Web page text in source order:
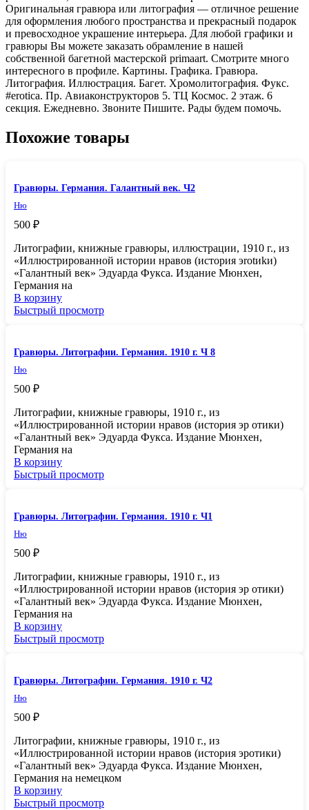
Оригинальная гравюра или литография — отличное решение
для оформления любого пространства и прекрасный подарок
и превосходное украшение интерьера. Для любой графики и
гравюры Вы можете заказать обрамление в нашей
собственной багетной мастерской primaart. Смотрите много
интересного в профиле. Картины. Графика. Гравюра.
Литография. Иллюстрация. Багет. Хромолитография. Фукс.
#erotica. Пр. Aвиаконструкторов 5. TЦ Космос. 2 этаж. 6
секция. Ежeдневно. Звонитe Пишите. Рады будeм помочь.
Похожие товары
Гравюры. Германия. Галантный век. Ч2
Ню
500 ₽
Литографии, книжные гравюры, иллюстрации, 1910 г., из
«Иллюстрированной истории нравов (история эrоtиkи)
«Галантный век» Эдуарда Фукса. Издание Мюнхен,
Германия на
В корзину
Быстрый просмотр
Гравюры. Литографии. Германия. 1910 г. Ч 8
Ню
500 ₽
Литографии, книжные гравюры, 1910 г., из
«Иллюстрированной истории нравов (история эр отики)
«Галантный век» Эдуарда Фукса. Издание Мюнхен,
Германия на
В корзину
Быстрый просмотр
Гравюры. Литографии. Германия. 1910 г. Ч1
Ню
500 ₽
Литографии, книжные гравюры, 1910 г., из
«Иллюстрированной истории нравов (история эр отики)
«Галантный век» Эдуарда Фукса. Издание Мюнхен,
Германия на
В корзину
Быстрый просмотр
Гравюры. Литографии. Германия. 1910 г. Ч2
Ню
500 ₽
Литографии, книжные гравюры, 1910 г., из
«Иллюстрированной истории нравов (история эротики)
«Галантный век» Эдуарда Фукса. Издание Мюнхен,
Германия на немецком
В корзину
Быстрый просмотр